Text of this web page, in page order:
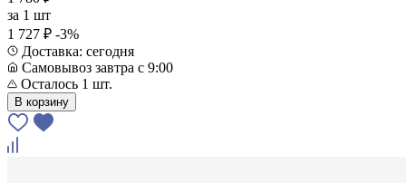
за 1 шт
1 727 ₽ -3%
Доставка: сегодня
Самовывоз завтра с 9:00
Осталось 1 шт.
В корзину